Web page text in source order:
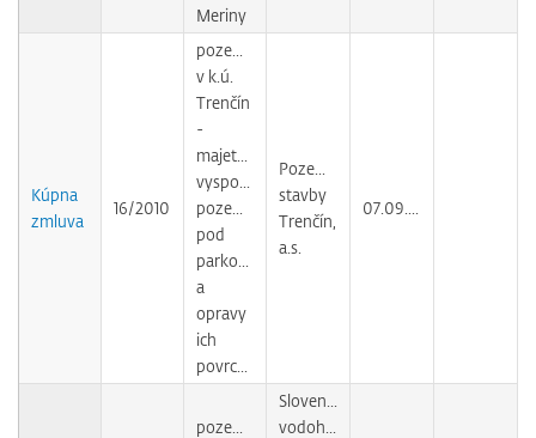
Meriny
Kúpna
zmluva
16/2010
pozemky
v k.ú.
Trenčín
-
majetkovoprávne
vysporiadanie
pozemkov
pod
parkoviskami
a
opravy
ich
Pozemné
stavby
Trenčín,
a.s.
pozemok
Slovenský
vodohospodársky